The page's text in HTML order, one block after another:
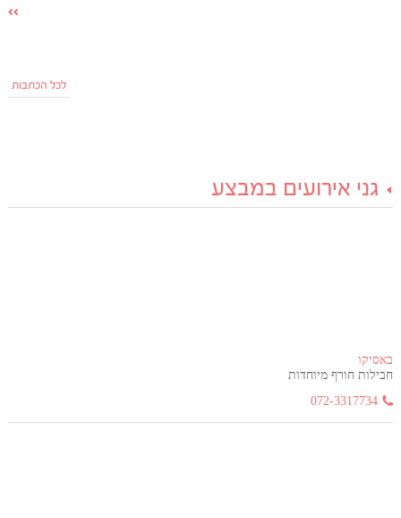
לכל הכתבות
גני אירועים במבצע
באסיקו
חבילות חורף מיוחדות
072-3317734